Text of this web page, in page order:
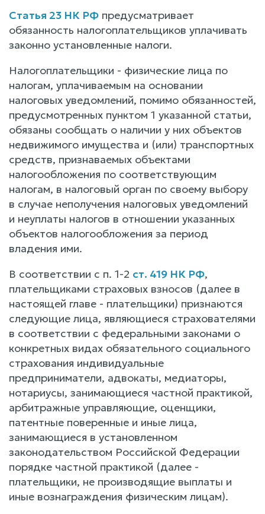
Статья 23 НК РФ предусматривает
обязанность налогоплательщиков уплачивать
законно установленные налоги.
Налогоплательщики - физические лица по
налогам, уплачиваемым на основании
налоговых уведомлений, помимо обязанностей,
предусмотренных пунктом 1 указанной статьи,
обязаны сообщать о наличии у них объектов
недвижимого имущества и (или) транспортных
средств, признаваемых объектами
налогообложения по соответствующим
налогам, в налоговый орган по своему выбору
в случае неполучения налоговых уведомлений
и неуплаты налогов в отношении указанных
объектов налогообложения за период
владения ими.
В соответствии с п. 1-2 ст. 419 НК РФ,
плательщиками страховых взносов (далее в
настоящей главе - плательщики) признаются
следующие лица, являющиеся страхователями
в соответствии с федеральными законами о
конкретных видах обязательного социального
страхования индивидуальные
предприниматели, адвокаты, медиаторы,
нотариусы, занимающиеся частной практикой,
арбитражные управляющие, оценщики,
патентные поверенные и иные лица,
занимающиеся в установленном
законодательством Российской Федерации
порядке частной практикой (далее -
плательщики, не производящие выплаты и
иные вознаграждения физическим лицам).